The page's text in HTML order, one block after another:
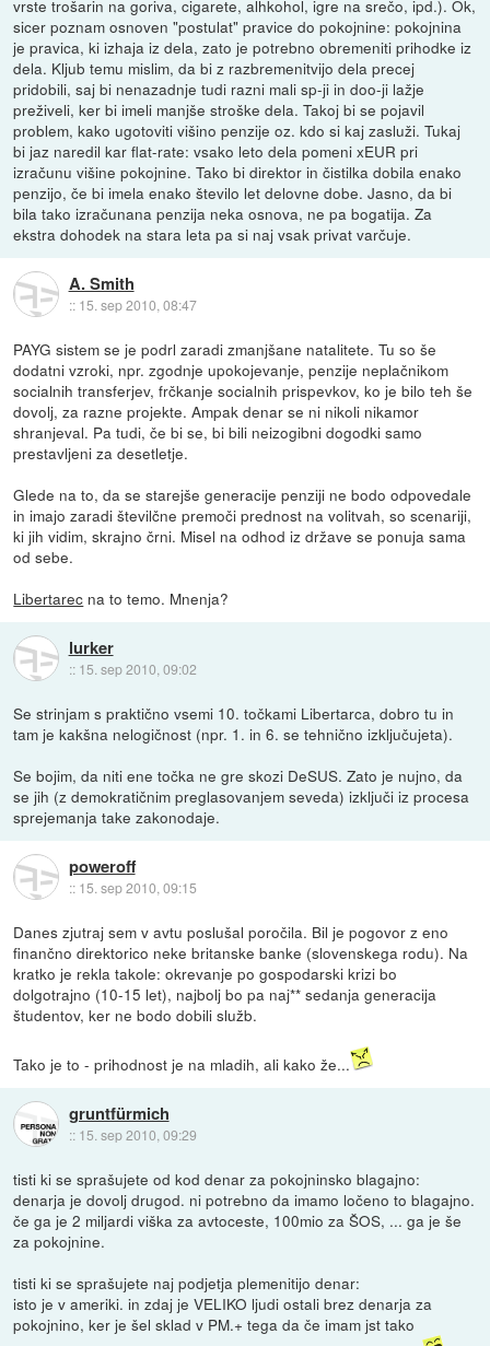
vrste trošarin na goriva, cigarete, alhkohol, igre na srečo, ipd.). Ok,
sicer poznam osnoven "postulat" pravice do pokojnine: pokojnina
je pravica, ki izhaja iz dela, zato je potrebno obremeniti prihodke iz
dela. Kljub temu mislim, da bi z razbremenitvijo dela precej
pridobili, saj bi nenazadnje tudi razni mali sp-ji in doo-ji lažje
preživeli, ker bi imeli manjše stroške dela. Takoj bi se pojavil
problem, kako ugotoviti višino penzije oz. kdo si kaj zasluži. Tukaj
bi jaz naredil kar flat-rate: vsako leto dela pomeni xEUR pri
izračunu višine pokojnine. Tako bi direktor in čistilka dobila enako
penzijo, če bi imela enako število let delovne dobe. Jasno, da bi
bila tako izračunana penzija neka osnova, ne pa bogatija. Za
ekstra dohodek na stara leta pa si naj vsak privat varčuje.
A. Smith
:: 15. sep 2010, 08:47
PAYG sistem se je podrl zaradi zmanjšane natalitete. Tu so še
dodatni vzroki, npr. zgodnje upokojevanje, penzije neplačnikom
socialnih transferjev, frčkanje socialnih prispevkov, ko je bilo teh še
dovolj, za razne projekte. Ampak denar se ni nikoli nikamor
shranjeval. Pa tudi, če bi se, bi bili neizogibni dogodki samo
prestavljeni za desetletje.
Glede na to, da se starejše generacije penziji ne bodo odpovedale
in imajo zaradi številčne premoči prednost na volitvah, so scenariji,
ki jih vidim, skrajno črni. Misel na odhod iz države se ponuja sama
od sebe.
Libertarec na to temo. Mnenja?
lurker
:: 15. sep 2010, 09:02
Se strinjam s praktično vsemi 10. točkami Libertarca, dobro tu in
tam je kakšna nelogičnost (npr. 1. in 6. se tehnično izključujeta).
Se bojim, da niti ene točka ne gre skozi DeSUS. Zato je nujno, da
se jih (z demokratičnim preglasovanjem seveda) izključi iz procesa
sprejemanja take zakonodaje.
poweroff
:: 15. sep 2010, 09:15
Danes zjutraj sem v avtu poslušal poročila. Bil je pogovor z eno
finančno direktorico neke britanske banke (slovenskega rodu). Na
kratko je rekla takole: okrevanje po gospodarski krizi bo
dolgotrajno (10-15 let), najbolj bo pa naj** sedanja generacija
študentov, ker ne bodo dobili služb.
Tako je to - prihodnost je na mladih, ali kako že...
gruntfürmich
:: 15. sep 2010, 09:29
tisti ki se sprašujete od kod denar za pokojninsko blagajno:
denarja je dovolj drugod. ni potrebno da imamo ločeno to blagajno.
če ga je 2 miljardi viška za avtoceste, 100mio za ŠOS, ... ga je še
za pokojnine.
tisti ki se sprašujete naj podjetja plemenitijo denar:
isto je v ameriki. in zdaj je VELIKO ljudi ostali brez denarja za
pokojnino, ker je šel sklad v PM.+ tega da če imam jst tako